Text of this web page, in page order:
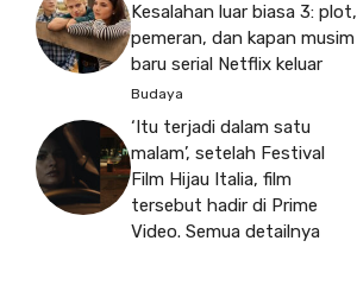
Kesalahan luar biasa 3: plot,
pemeran, dan kapan musim
baru serial Netflix keluar
Budaya
‘Itu terjadi dalam satu
malam’, setelah Festival
Film Hijau Italia, film
tersebut hadir di Prime
Video. Semua detailnya